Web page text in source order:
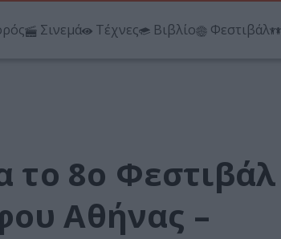
Σινεμά Τέχνες Βιβλίο Φεστιβάλ
το 8ο Φεστιβάλ
Αθήνας –